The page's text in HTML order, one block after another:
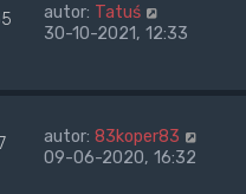
autor: Tatuś
30-10-2021, 12:33
autor: 83koper83
09-06-2020, 16:32